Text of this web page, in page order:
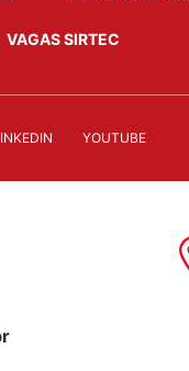
VAGAS SIRTEC
YOUTUBE